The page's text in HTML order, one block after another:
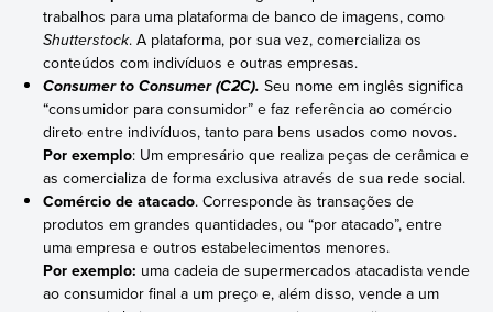
trabalhos para uma plataforma de banco de imagens, como
Shutterstock. A plataforma, por sua vez, comercializa os
conteúdos com indivíduos e outras empresas.
Consumer to Consumer (C2C). Seu nome em inglês significa
“consumidor para consumidor” e faz referência ao comércio
direto entre indivíduos, tanto para bens usados como novos.
Por exemplo: Um empresário que realiza peças de cerâmica e
as comercializa de forma exclusiva através de sua rede social.
Comércio de atacado. Corresponde às transações de
produtos em grandes quantidades, ou “por atacado”, entre
uma empresa e outros estabelecimentos menores.
Por exemplo: uma cadeia de supermercados atacadista vende
ao consumidor final a um preço e, além disso, vende a um